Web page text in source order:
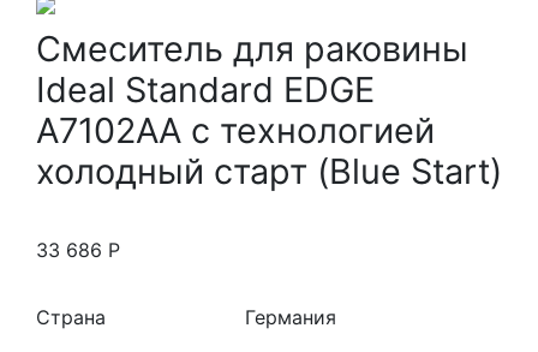
Смеситель для раковины
Ideal Standard EDGE
A7102AA с технологией
холодный старт (Blue Start)
33 686 Р
Страна
Германия